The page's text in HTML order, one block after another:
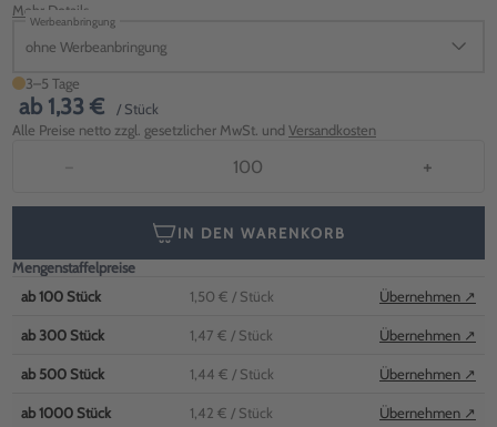
Mehr Details
Werbeanbringung
ohne Werbeanbringung
3–5 Tage
ab 1,33 €
/ Stück
Alle Preise netto zzgl. gesetzlicher MwSt. und Versandkosten
− +
IN DEN WARENKORB
Mengenstaffelpreise
ab100 Stück 1,50 € / Stück Übernehmen ↗
ab300 Stück 1,47 € / Stück Übernehmen ↗
ab 500 Stück 1,44 € / Stück Übernehmen ↗
ab1000 Stück 1,42 € / Stück Übernehmen ↗